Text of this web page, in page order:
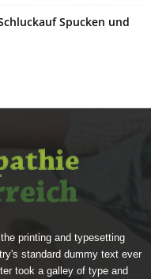
Spucken und
printing and typesetting
standard dummy text ever
took a galley of type and